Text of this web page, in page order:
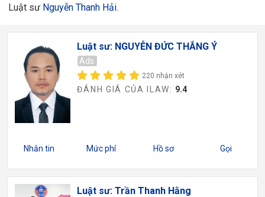
Luật sư Nguyễn Thanh Hải.
Luật sư: NGUYỄN ĐỨC THẮNG Ý
Ads
220 nhận xét
ĐÁNH GIÁ CỦA ILAW: 9.4
Nhắn tin Mức phí Hồ sơ Gọi
Luật sư: Trần Thanh Hằng